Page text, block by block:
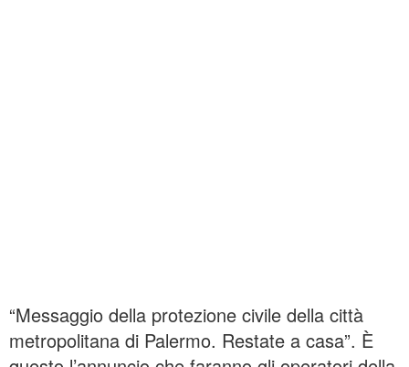
“Messaggio della protezione civile della città
metropolitana di Palermo. Restate a casa”. È